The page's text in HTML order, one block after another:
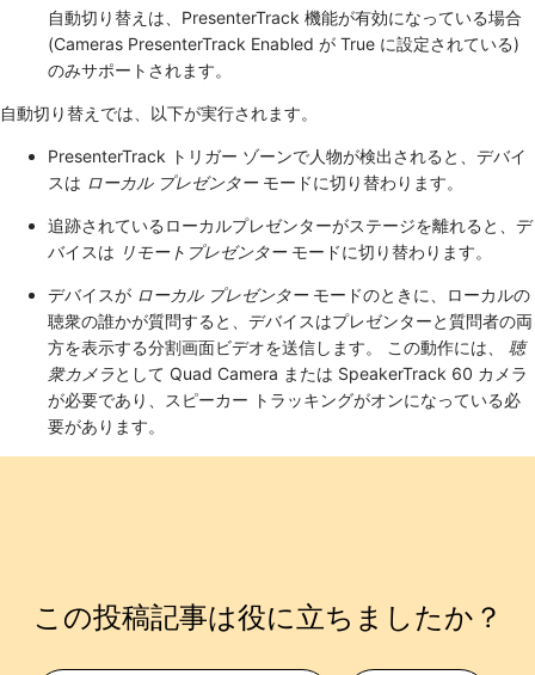
自動切り替えは、PresenterTrack 機能が有効になっている場合
(Cameras PresenterTrack Enabled が True に設定されている)
のみサポートされます。
自動切り替えでは、以下が実行されます。
PresenterTrack トリガー ゾーンで人物が検出されると、デバイ
スは ローカル プレゼンターモードに切り替わります。
追跡されているローカルプレゼンターがステージを離れると、デ
バイスは リモートプレゼンターモードに切り替わります。
デバイスが ローカル プレゼンターモードのときに、ローカルの
聴衆の誰かが質問すると、デバイスはプレゼンターと質問者の両
方を表示する分割画面ビデオを送信します。 この動作には、 聴
衆カメラとして Quad Camera または SpeakerTrack 60 カメラ
が必要であり、スピーカー トラッキングがオンになっている必
要があります。
この投稿記事は役に立ちましたか？